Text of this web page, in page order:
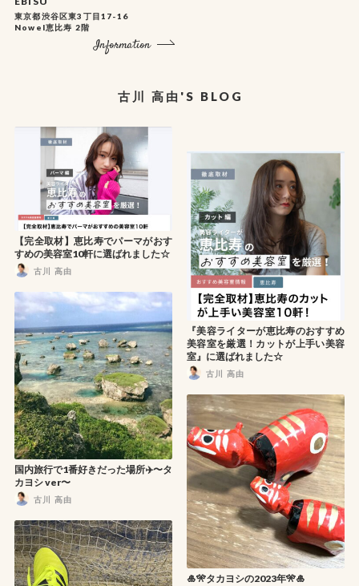
東京都渋谷区東3丁目17-16
Nowel恵比寿 2階
Information
古川 高由'S BLOG
【完全取材】恵比寿でパーマがおす
すめの美容室10軒に選ばれました☆
古川 高由
『美容ライターが恵比寿のおすすめ
美容室を厳選！カットが上手い美容
室』に選ばれました☆
古川 高由
国内旅行で1番好きだった場所✈️〜タ
カヨシ ver〜
古川 高由
🎍🎌タカヨシの2023年🎌🎍